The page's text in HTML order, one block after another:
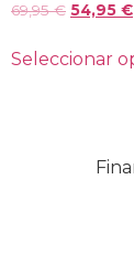
69,95€ 54,95 €
Seleccionar